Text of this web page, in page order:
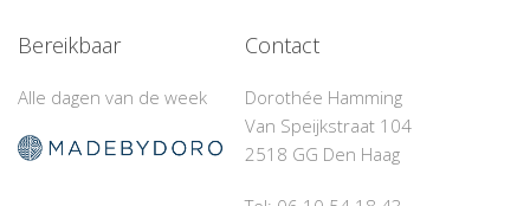
Bereikbaar
Alle dagen van de week
Contact
Dorothée Hamming
Van Speijkstraat 104
2518 GG Den Haag